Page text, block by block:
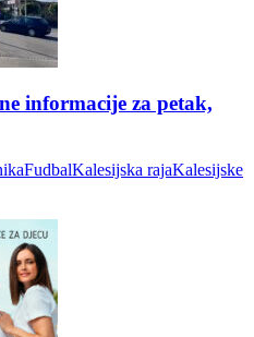
informacije za petak,
FudbalKalesijska rajaKalesijske